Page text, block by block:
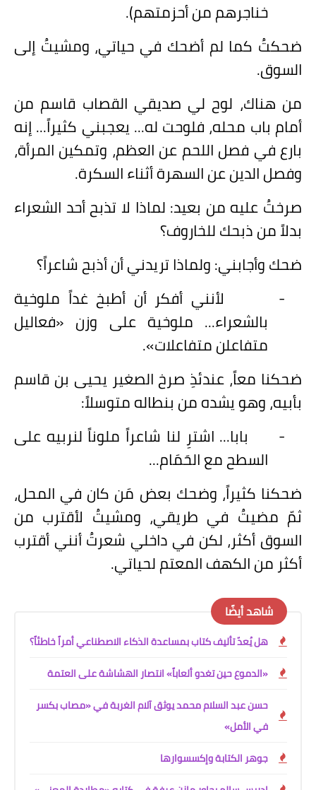
خناجرهم من أحزمتهم).
ضحكتُ كما لم أضحك في حياتي، ومشيتُ إلى
السوق.
من هناك، لوح لي صديقي القصاب قاسم من
أمام باب محله، فلوحت له... يعجبني كثيراً... إنه
بارع في فصل اللحم عن العظم، وتمكين المرأة،
وفصل الدين عن السهرة أثناء السكرة.
صرختُ عليه من بعيد: لماذا لا تذبح أحد الشعراء
بدلاً من ذبحك للخاروف؟
ضحك وأجابني: ولماذا تريدني أن أذبح شاعراً؟
-
لأنني أفكر أن أطبخ غداً ملوخية
بالشعراء... ملوخية على وزن «فعاليل
متفاعلن متفاعلات».
ضحكنا معاً، عندئذِ صرخ الصغير يحيى بن قاسم
بأبيه، وهو يشده من بنطاله متوسلاً:
-
بابا... اشترِ لنا شاعراً ملوناً لنربيه على
السطح مع الحَمَام...
ضحكنا كثيراً، وضحك بعض مَن كان في المحل،
ثمّ مضيتُ في طريقي، ومشيتُ لأقترب من
السوق أكثر، لكن في داخلي شعرتُ أنني أقترب
أكثر من الكهف المعتم لحياتي.
شاهد أيضًا
هل يُعدّ تأليف كتاب بمساعدة الذكاء الاصطناعي أمراً خاطئاً؟
«الدموع حين تغدو ألعاباً» انتصار الهشاشة على العتمة
حسن عبد السلام محمد يوثق آلام الغربة في «مصاب بكسر
في الأمل»
جوهر الكتابة وإكسسوارها